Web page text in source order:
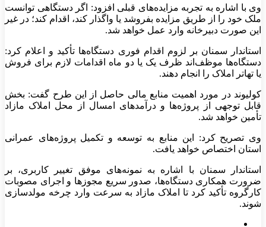
وی با اشاره به تجربه مزایده‌های قبلی افزود: اگر دستگاهی توانست
ملک خود را از طریق مزایده بفروشد یا واگذار کند، اقدام کند؛ در غیر
این صورت دبیرخانه وارد عمل خواهد شد.
استاندار سمنان بر لزوم اقدام فوری دستگاه‌ها تأکید و اعلام کرد:
دستگاه‌ها موظف‌اند ظرف یک یا دو ماه اقدامات لازم برای فروش
یا تهاتر املاک را انجام دهند.
کولیوند در مورد اهمیت منابع مالی حاصل از این طرح گفت: بخش
قابل توجهی از پروژه‌ها و درآمدهای امسال از محل املاک مازاد
تأمین خواهد شد.
وی تصریح کرد: این منابع به توسعه و تکمیل پروژه‌های عمرانی
استان اختصاص خواهد یافت.
استاندار سمنان با اشاره به نمونه‌های موفق تغییر کاربری، بر
ضرورت همکاری دستگاه‌ها، صدور سریع مجوزها و اجرای مصوبات
کارگروه تأکید کرد تا املاک مازاد به سرعت وارد چرخه مولدسازی
شوند.